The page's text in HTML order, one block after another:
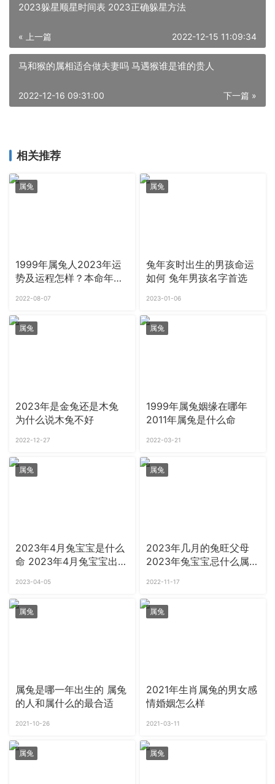
2023躲星顺星时间表 2023正确躲星方法
« 上一篇 2022-12-15 11:09:34
马和猴的属相适合做夫妻吗 马遇猴谁是谁的贵人
下一篇 »
2022-12-16 09:31:00
相关推荐
属兔
1999年属兔人2023年运
势及运程怎样？本命年适
2022-08-07
属兔
兔年亥时出生的男孩命运
如何 兔年男孩名字首选
2023-01-06
属兔
2023年是金兔还是木兔
为什么说木兔不好
2022-12-27
属兔
1999年属兔姻缘在哪年
2011年属兔是什么命
2022-03-21
属兔
2023年4月兔宝宝是什么
命 2023年4月兔宝宝出生
2023-04-05
属兔
2023年几月的兔旺父母
2023年兔宝宝忌什么属相
2022-11-17
属兔
属兔是哪一年出生的 属兔
的人和属什么的最合适
2021-10-26
属兔
2021年生肖属兔的男女感
情婚姻怎么样
2021-03-11
属兔 属兔